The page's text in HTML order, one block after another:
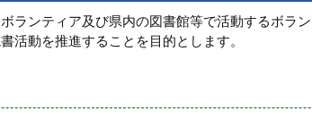
ランティア及び県内の図書館等で活動するボラ
活動を推進することを目的とします。